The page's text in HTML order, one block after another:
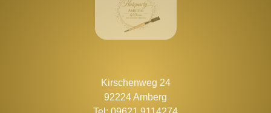
Kirschenweg 24
92224 Amberg